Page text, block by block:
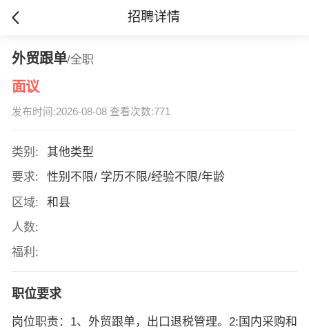
招聘详情
外贸跟单/全职
面议
发布时间:2026-08-08 查看次数:771
类别:
其他类型
要求:
性别不限/ 学历不限/经验不限/年龄
区域:
和县
人数:
福利:
职位要求
岗位职责：1、外贸跟单，出口退税管理。2:国内采购和